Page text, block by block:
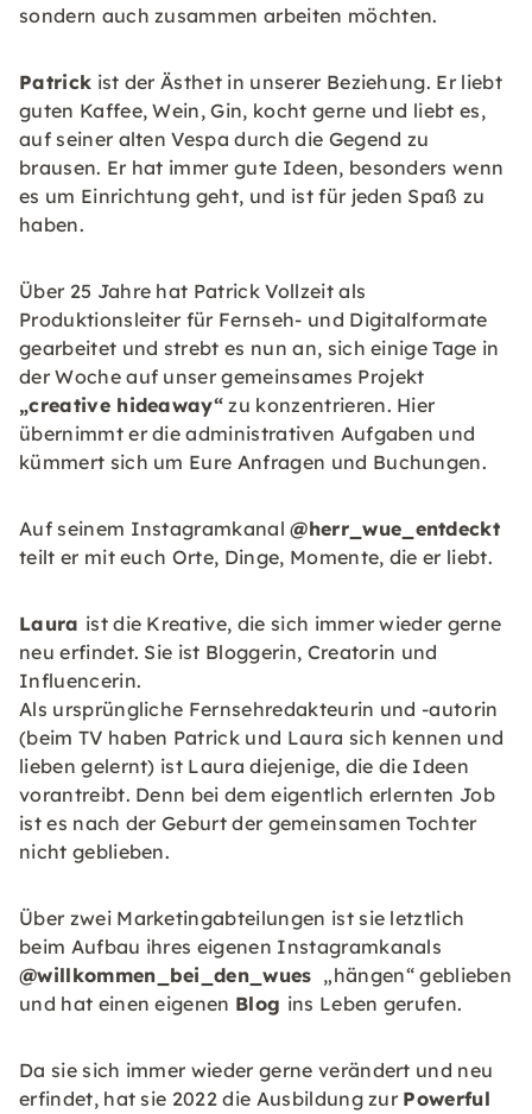
sondern auch zusammen arbeiten möchten.
Patrick ist der Ästhet in unserer Beziehung. Er liebt
guten Kaffee, Wein, Gin, kocht gerne und liebt es,
auf seiner alten Vespa durch die Gegend zu
brausen. Er hat immer gute Ideen, besonders wenn
es um Einrichtung geht, und ist für jeden Spaß zu
haben.
Über 25 Jahre hat Patrick Vollzeit als
Produktionsleiter für Fernseh- und Digitalformate
gearbeitet und strebt es nun an, sich einige Tage in
der Woche auf unser gemeinsames Projekt
„creative hideaway“ zu konzentrieren. Hier
übernimmt er die administrativen Aufgaben und
kümmert sich um Eure Anfragen und Buchungen.
Auf seinem Instagramkanal@herr_wue_entdeckt
teilt er mit euch Orte, Dinge, Momente, die er liebt.
Laura ist die Kreative, die sich immer wieder gerne
neu erfindet. Sie ist Bloggerin, Creatorin und
Influencerin.
Als ursprüngliche Fernsehredakteurin und -autorin
(beim TV haben Patrick und Laura sich kennen und
lieben gelernt) ist Laura diejenige, die die Ideen
vorantreibt. Denn bei dem eigentlich erlernten Job
ist es nach der Geburt der gemeinsamen Tochter
nicht geblieben.
Über zwei Marketingabteilungen ist sie letztlich
beim Aufbau ihres eigenen Instagramkanals
@willkommen_bei_den_wues „hängen“ geblieben
und hat einen eigenen Blog ins Leben gerufen.
Da sie sich immer wieder gerne verändert und neu
erfindet, hat sie 2022 die Ausbildung zur Powerful